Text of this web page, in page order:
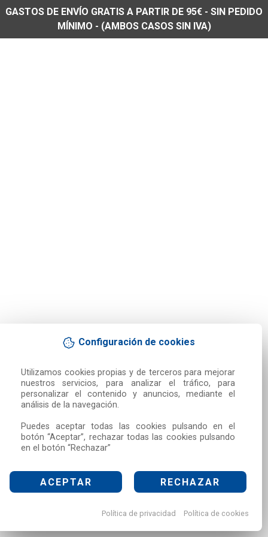
Configuración de cookies
Utilizamos cookies propias y de terceros para mejorar
nuestros servicios, para analizar el tráfico, para
personalizar el contenido y anuncios, mediante el
análisis de la navegación.
Puedes aceptar todas las cookies pulsando en el
botón “Aceptar”, rechazar todas las cookies pulsando
en el botón “Rechazar”
ACEPTAR RECHAZAR
Política de privacidad Política de cookies
GASTOS DE ENVÍO GRATIS A PARTIR DE 95€ - SIN PEDIDO
MÍNIMO - (AMBOS CASOS SIN IVA)